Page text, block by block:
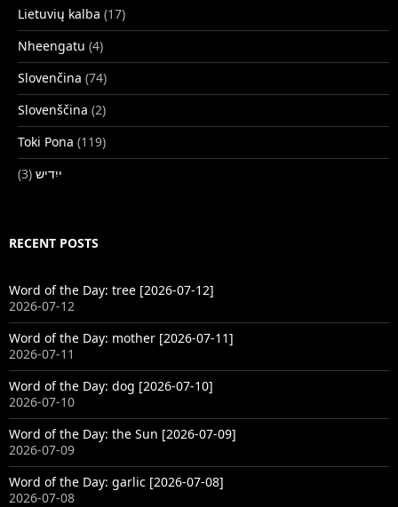
Lietuvių kalba (17)
Nheengatu (4)
Slovenčina (74)
Slovenščina (2)
Toki Pona (119)
ייִדיש (3)
RECENT POSTS
Word of the Day: tree [2026-07-12]
2026-07-12
Word of the Day: mother [2026-07-11]
2026-07-11
Word of the Day: dog [2026-07-10]
2026-07-10
Word of the Day: the Sun [2026-07-09]
2026-07-09
Word of the Day: garlic [2026-07-08]
2026-07-08